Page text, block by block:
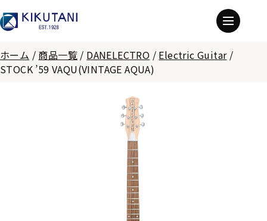
ホーム / 商品一覧 / DANELECTRO / Electric Guitar/
STOCK ’59 VAQU(VINTAGE AQUA)